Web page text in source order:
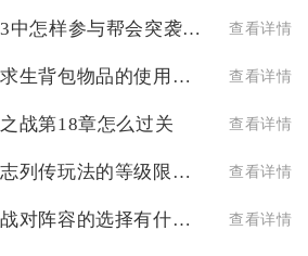
在影之刃3中怎样参与帮会突袭活动 查看详情
掌握绝地求生背包物品的使用技巧 查看详情
战第18章怎么过关 查看详情
少年三国志列传玩法的等级限制是多少 查看详情
金铲铲之战对阵容的选择有什么特殊要求 查看详情